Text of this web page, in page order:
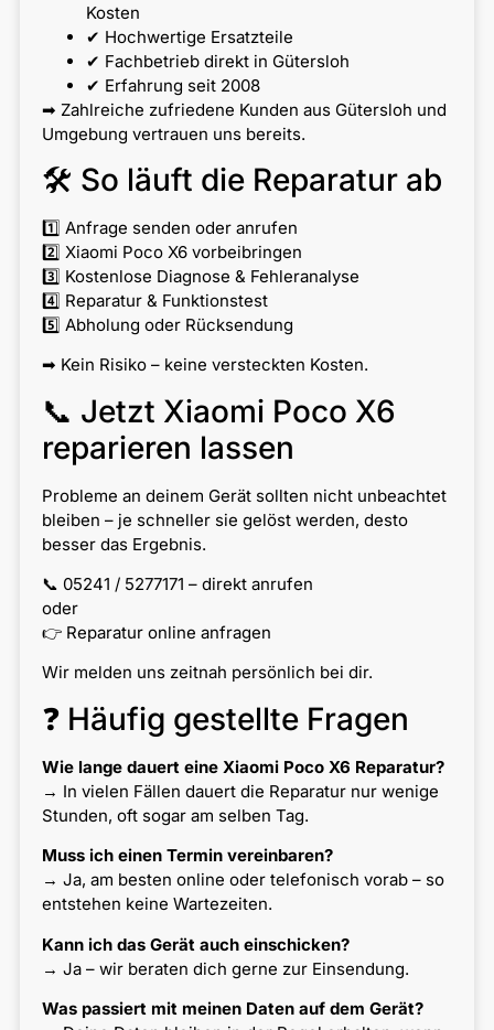
Kosten
✔ Hochwertige Ersatzteile
✔ Fachbetrieb direkt in Gütersloh
✔ Erfahrung seit 2008
➡ Zahlreiche zufriedene Kunden aus Gütersloh und
Umgebung vertrauen uns bereits.
🛠 So läuft die Reparatur ab
1️⃣ Anfrage senden oder anrufen
2️⃣ Xiaomi Poco X6 vorbeibringen
3️⃣ Kostenlose Diagnose & Fehleranalyse
4️⃣ Reparatur & Funktionstest
5️⃣ Abholung oder Rücksendung
➡ Kein Risiko – keine versteckten Kosten.
📞 Jetzt Xiaomi Poco X6
reparieren lassen
Probleme an deinem Gerät sollten nicht unbeachtet
bleiben – je schneller sie gelöst werden, desto
besser das Ergebnis.
📞 05241 / 5277171 – direkt anrufen
oder
👉 Reparatur online anfragen
Wir melden uns zeitnah persönlich bei dir.
❓ Häufig gestellte Fragen
Wie lange dauert eine Xiaomi Poco X6 Reparatur?
→ In vielen Fällen dauert die Reparatur nur wenige
Stunden, oft sogar am selben Tag.
Muss ich einen Termin vereinbaren?
→ Ja, am besten online oder telefonisch vorab – so
entstehen keine Wartezeiten.
Kann ich das Gerät auch einschicken?
→ Ja – wir beraten dich gerne zur Einsendung.
Was passiert mit meinen Daten auf dem Gerät?